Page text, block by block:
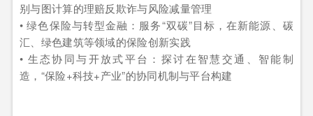
别与图计算的理赔反欺诈与风险减量管理
• 绿色保险与转型金融：服务“双碳”目标，在新能源、碳
汇、绿色建筑等领域的保险创新实践
• 生态协同与开放式平台：探讨在智慧交通、智能制
造，“保险+科技+产业”的协同机制与平台构建